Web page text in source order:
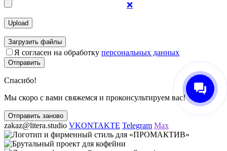
❌
Загрузить файлы
Я согласен на обработку персональных данных
Отправить
Спасибо!
Мы скоро с вами свяжемся и проконсультируем вас!
Отправить заново
zakaz@litera.studio VKONTAKTE Telegram Max